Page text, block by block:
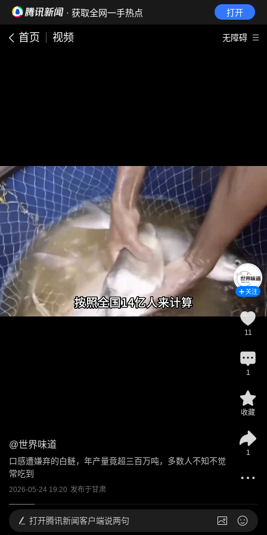
· 获取全网一手热点 打开
首页 视频 无障碍
@世界味道
口感遭嫌弃的白鲢，年产量竟超三百万吨，多数人不知不觉
常吃到
2026-05-24 19:20 发布于甘肃
关注
11
1
收藏
1
打开腾讯新闻客户端说两句